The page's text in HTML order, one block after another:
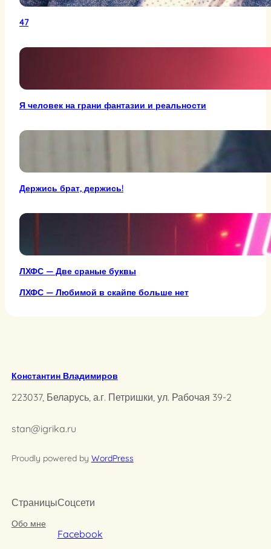
47
Я человек на грани фантазии и реальности
Держись брат, держись!
ЛХФС — Две сраные буквы
ЛХФС — Любимой в скайпе больше нет
Константин Владимиров
223037, Беларусь, а.г. Петришки, ул. Рабочая 39-2
stan@igrika.ru
Proudly powered by WordPress
Страницы
Обо мне
Соцсети
Facebook